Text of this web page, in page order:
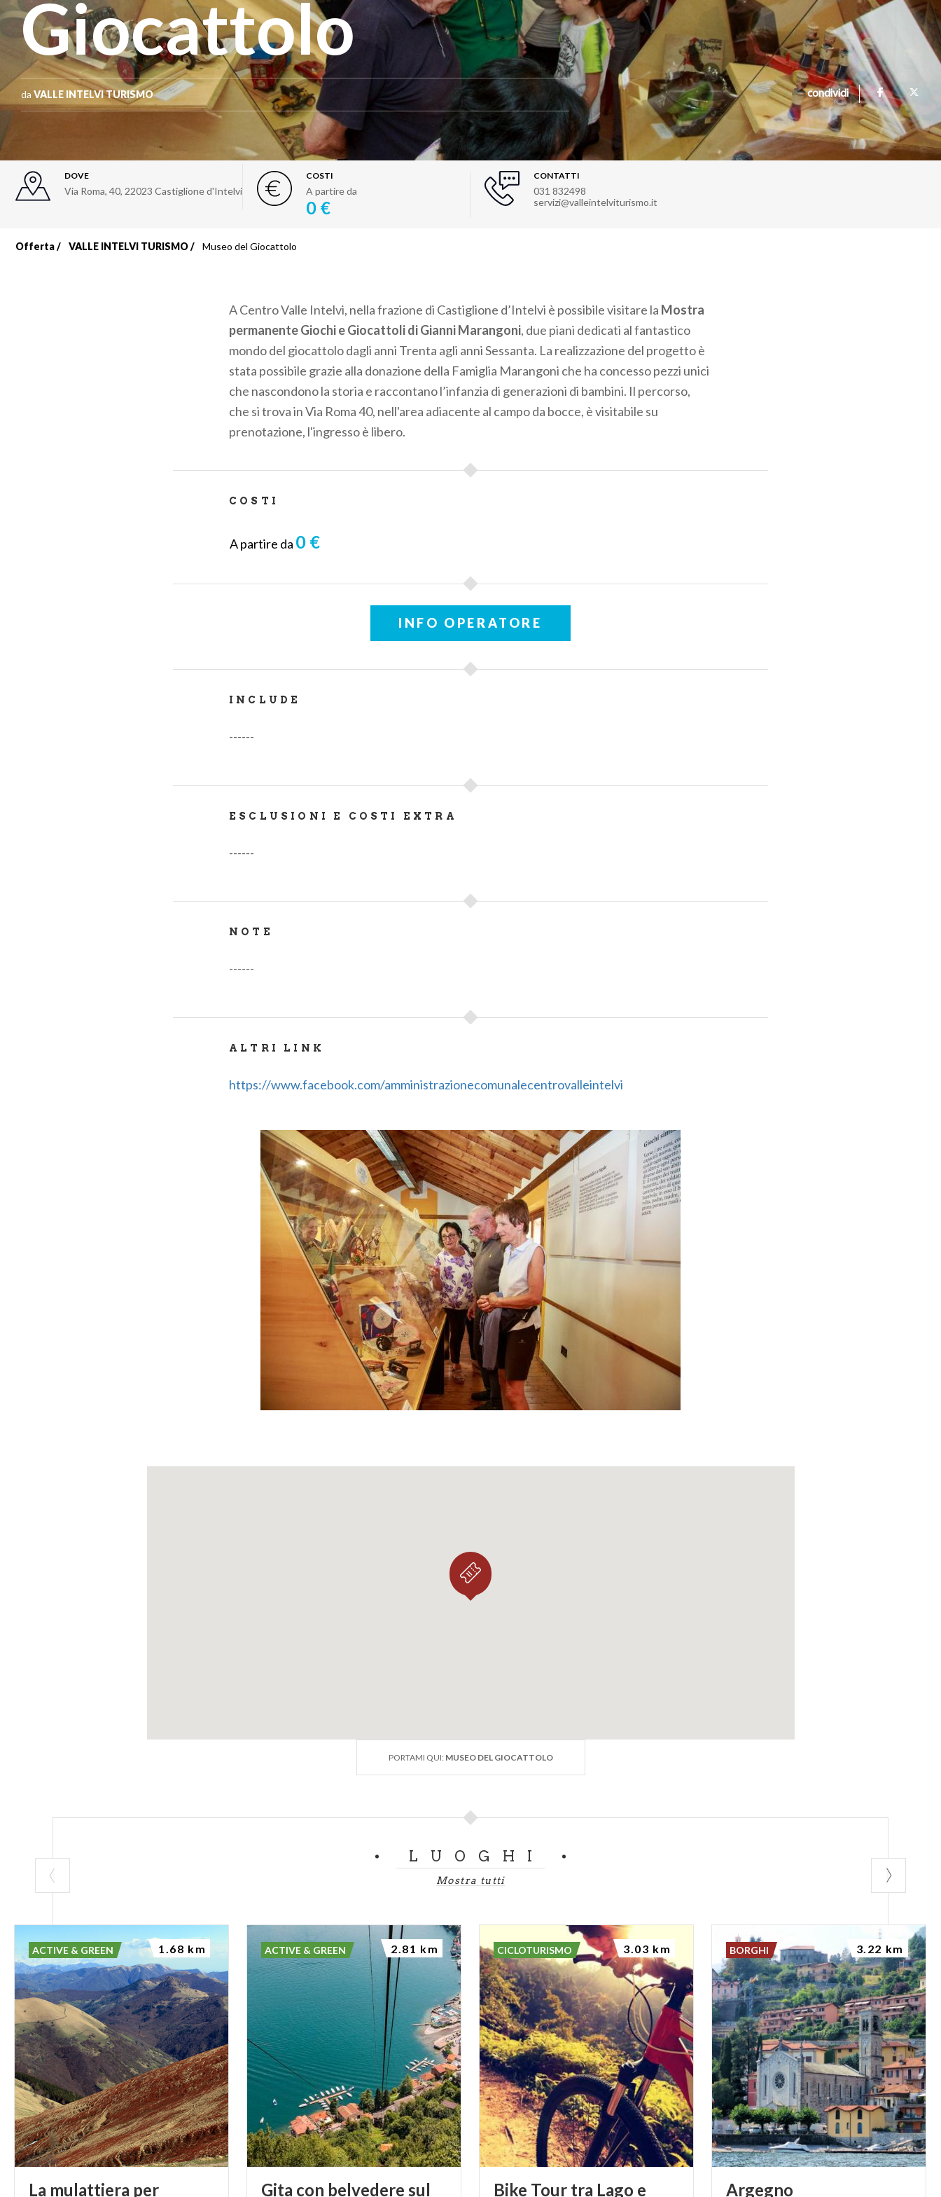
Giocattolo
da VALLE INTELVI TURISMO condividi
DOVE
Via Roma, 40, 22023 Castiglione d'Intelvi
COSTI
A partire da
0 €
CONTATTI
031 832498
servizi@valleintelviturismo.it
Offerta VALLE INTELVI TURISMO Museo del Giocattolo
A Centro Valle Intelvi, nella frazione di Castiglione d’Intelvi è possibile visitare la Mostra
permanente Giochi e Giocattoli di Gianni Marangoni, due piani dedicati al fantastico
mondo del giocattolo dagli anni Trenta agli anni Sessanta. La realizzazione del progetto è
stata possibile grazie alla donazione della Famiglia Marangoni che ha concesso pezzi unici
che nascondono la storia e raccontano l’infanzia di generazioni di bambini. Il percorso,
che si trovainVia Roma 40, nell'area adiacente al campo da bocce, è visitabile su
prenotazione, l'ingresso è libero.
COSTI
A partire da 0 €
INFO OPERATORE
INCLUDE
------
ESCLUSIONI E COSTI EXTRA
------
NOTE
------
ALTRI LINK
https://www.facebook.com/amministrazionecomunalecentrovalleintelvi
PORTAMI QUI: MUSEO DEL GIOCATTOLO
LUOGHI
Mostra tutti
La mulattiera per
ACTIVE & GREEN 1.68 km
Gita con belvedere sul
ACTIVE & GREEN 2.81 km
Bike Tour tra Lago e
CICLOTURISMO 3.03 km
Argegno
BORGHI 3.22 km